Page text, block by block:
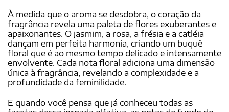
À medida que o aroma se desdobra, o coração da
fragrância revela uma paleta de flores exuberantes e
apaixonantes. O jasmim, a rosa, a frésia e a catléia
dançam em perfeita harmonia, criando um buquê
floral que é ao mesmo tempo delicado e intensamente
envolvente. Cada nota floral adiciona uma dimensão
única à fragrância, revelando a complexidade e a
profundidade da feminilidade.
E quando você pensa que já conheceu todas as